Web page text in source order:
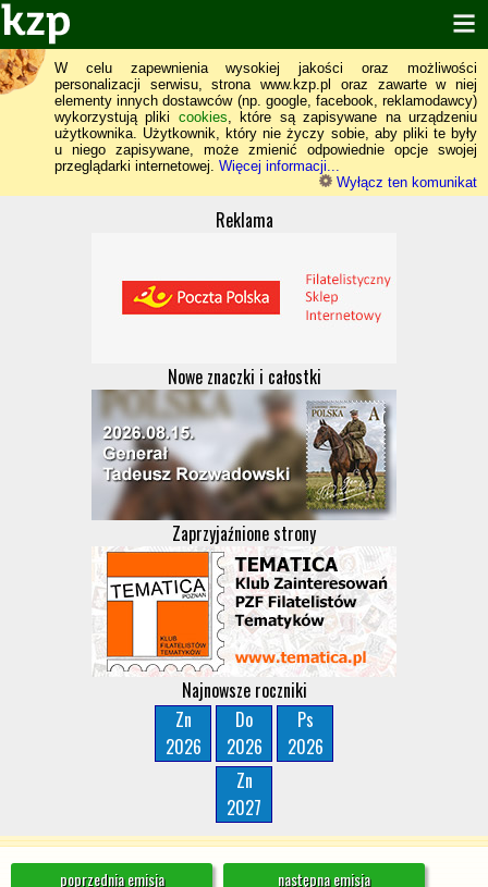
W celu zapewnienia wysokiej jakości oraz możliwości
personalizacji serwisu, strona www.kzp.pl oraz zawarte w niej
elementy innych dostawców (np. google, facebook, reklamodawcy)
wykorzystują pliki cookies, które są zapisywane na urządzeniu
użytkownika. Użytkownik, który nie życzy sobie, aby pliki te były
u niego zapisywane, może zmienić odpowiednie opcje swojej
przeglądarki internetowej. Więcej informacji...
Wyłącz ten komunikat
Reklama
Nowe znaczki i całostki
Zaprzyjaźnione strony
Najnowsze roczniki
Zn
2026
Do
2026
Ps
2026
Zn
2027
poprzednia emisja
następna emisja